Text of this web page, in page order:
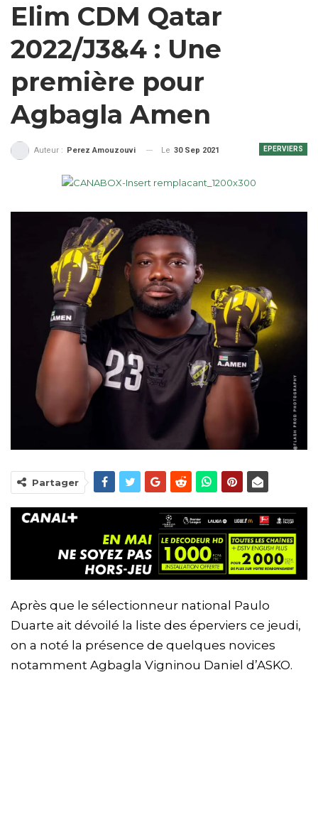
Elim CDM Qatar
2022/J3&4 : Une
première pour
Agbagla Amen
EPERVIERS
Auteur : Perez Amouzouvi Le 30 Sep 2021
Partager
Après que le sélectionneur national Paulo
Duarte ait dévoilé la liste des éperviers ce jeudi,
on a noté la présence de quelques novices
notamment Agbagla Vigninou Daniel d’ASKO.